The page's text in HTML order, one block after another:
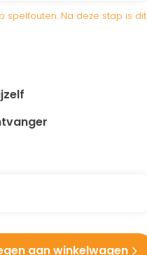
Na deze stap is dit
aan winkelwagen